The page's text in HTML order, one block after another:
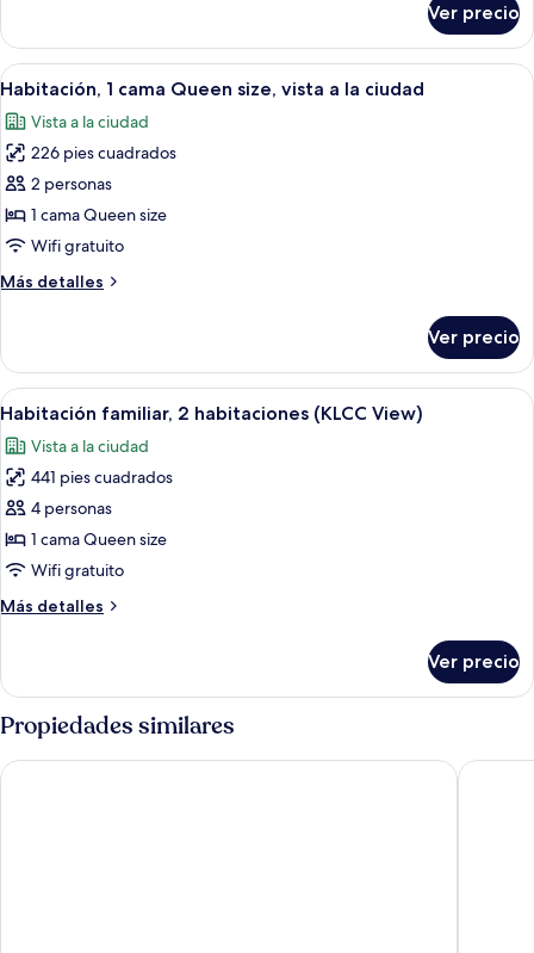
Deluxe
Room
Ver precio
Abrir
todas
las
fotos
de
Habitación,
1
Queen
a
la
ciudad
Habitación de hotel con cama,
10
Habitación, 1 cama Queen size, vista a la ciudad
Vista a la ciudad
226 pies cuadrados
2 personas
1 cama Queen size
Wifi gratuito
Más detalles
Más
1
cama
Queen
vista
a
la
ciudad
Ver precio
Abrir
todas
las
fotos
de
Habitación
familiar,
habitaciones
Habitación de hotel con cama,
8
Habitación familiar, 2 habitaciones (KLCC View)
Vista a la ciudad
441 pies cuadrados
4 personas
1 cama Queen size
Wifi gratuito
Más detalles
Más
familiar,
2
habitaciones
(KLCC
View)
Ver precio
Propiedades similares
Hilton Garden Inn Kuala Lumpur Jalan Tuanku Abdul Rahman
AC